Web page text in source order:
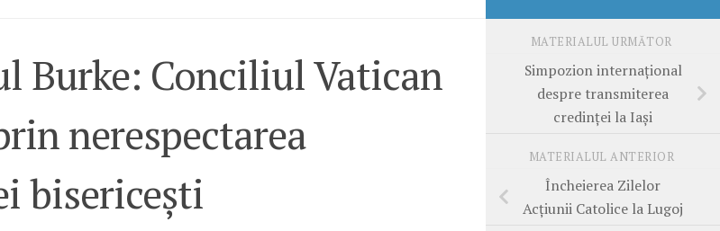
Burke: Conciliul Vatican
nerespectarea
bisericeşti
MATERIALUL URMĂTOR
Simpozion internaţional
despre transmiterea
credinţei la Iaşi
MATERIALUL ANTERIOR
Încheierea Zilelor
Acţiunii Catolice la Lugoj